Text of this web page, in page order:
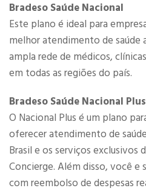
Bradeso Saúde Nacional
Este plano é ideal para
melhor atendimento de saúde
ampla rede de médicos,
em todas as regiões do país.
Bradeso Saúde Nacional Plus
O Nacional Plus é um plano
oferecer atendimento de
Brasil e os serviços exclusivos
Concierge. Além disso, você e
com reembolso de despesas